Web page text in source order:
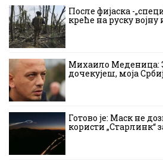
После фијаска -
креће на руску војну
Михаило Меденица:
дочекујеш, моја
Готово је: Маск не
користи „Старлинк“